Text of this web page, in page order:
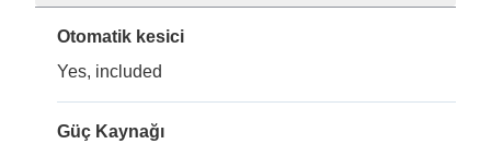
Otomatik kesici
Yes, included
Güç Kaynağı